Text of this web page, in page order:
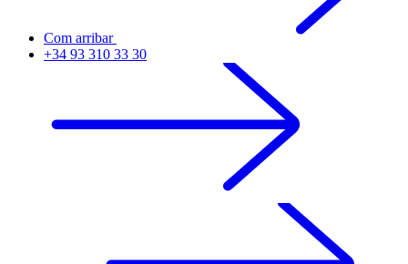
Com arribar
+34 93 310 33 30